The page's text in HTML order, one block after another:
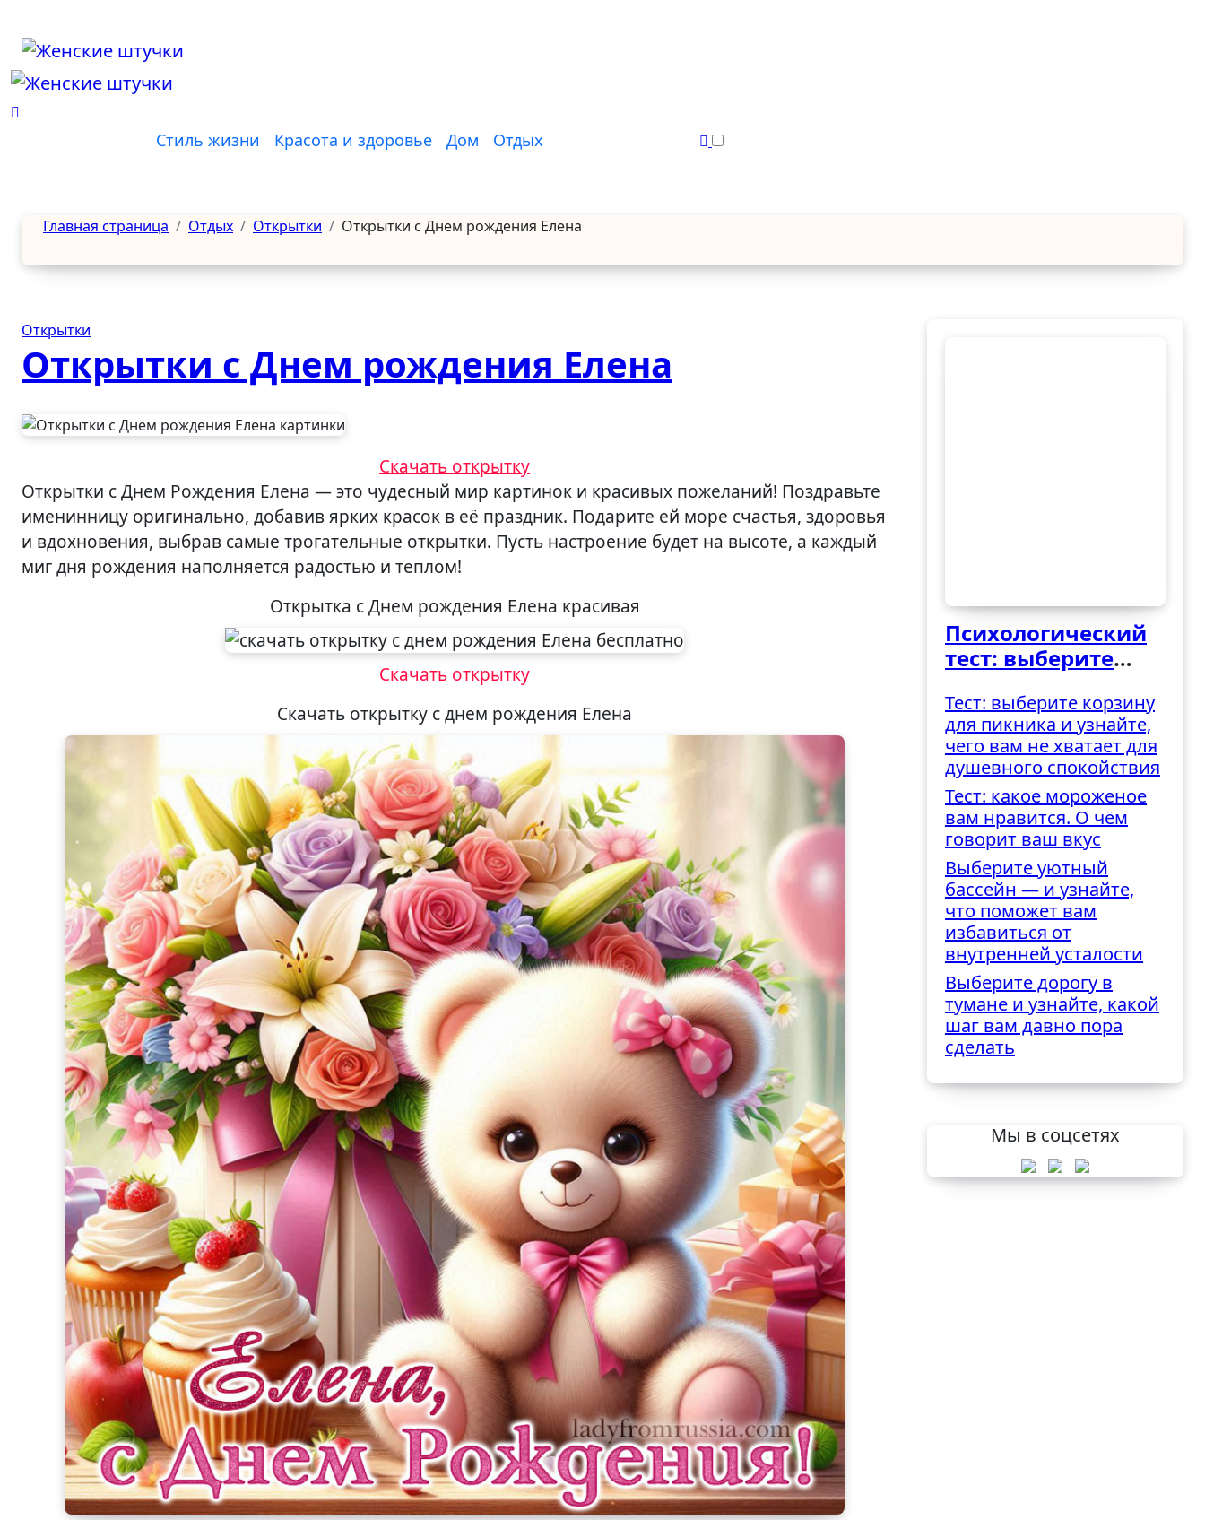
содержанию
Стиль жизни Красота и здоровье Дом Отдых
Главная страница Отдых Открытки Открытки с Днем рождения Елена
Открытки
Открытки с Днем рождения Елена
Скачать открытку
Открытки с Днем Рождения Елена — это чудесный мир картинок и красивых пожеланий! Поздравьте
именинницу оригинально, добавив ярких красок в её праздник. Подарите ей море счастья, здоровья
и вдохновения, выбрав самые трогательные открытки. Пусть настроение будет на высоте, а каждый
миг дня рождения наполняется радостью и теплом!
Открытка с Днем рождения Елена красивая
Скачать открытку
Скачать открытку с днем рождения Елена
Психологический
тест: выберите
как вы
справляетесь с
трудностями
Тест: выберите корзину
для пикника и узнайте,
чего вам не хватает для
душевного спокойствия
Тест: какое мороженое
вам нравится. О чём
говорит ваш вкус
Выберите уютный
бассейн — и узнайте,
что поможет вам
избавиться от
внутренней усталости
Выберите дорогу в
тумане и узнайте, какой
шаг вам давно пора
сделать
Мы в соцсетях